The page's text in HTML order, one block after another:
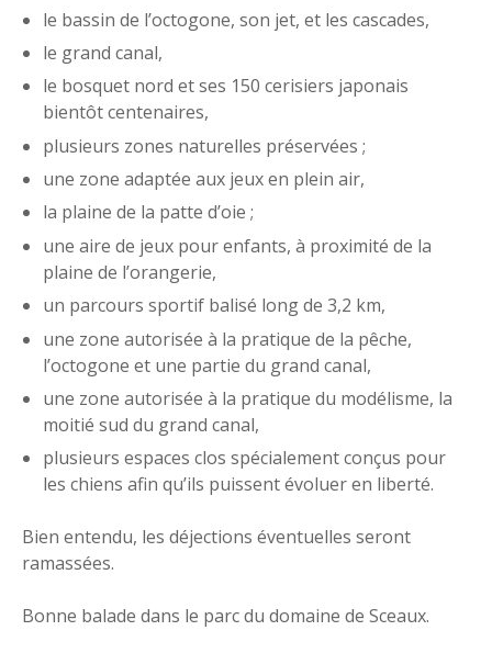
le bassin de l’octogone, son jet, et les cascades,
le grand canal,
le bosquet nord et ses 150 cerisiers japonais
bientôt centenaires,
plusieurs zones naturelles préservées ;
une zone adaptée aux jeux en plein air,
la plaine de la patte d’oie ;
une aire de jeux pour enfants, à proximité de la
plaine de l’orangerie,
un parcours sportif balisé long de 3,2 km,
une zone autorisée à la pratique de la pêche,
l’octogone et une partie du grand canal,
une zone autorisée à la pratique du modélisme, la
moitié sud du grand canal,
plusieurs espaces clos spécialement conçus pour
les chiens afin qu’ils puissent évoluer en liberté.
Bien entendu, les déjections éventuelles seront
ramassées.
Bonne balade dans le parc du domaine de Sceaux.